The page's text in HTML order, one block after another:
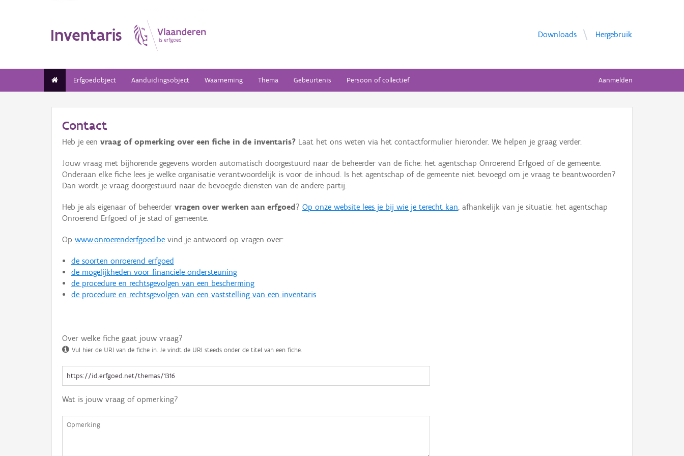
Inventaris Downloads Hergebruik
Erfgoedobject Aanduidingsobject Waarneming Thema Gebeurtenis Persoon of collectief Aanmelden
Contact
Heb je een vraag of opmerking over een fiche in de inventaris? Laat het ons weten via het contactformulier hieronder. We helpen je graag verder.
Jouw vraag met bijhorende gegevens worden automatisch doorgestuurd naar de beheerder van de fiche: het agentschap Onroerend Erfgoed of de gemeente.
Onderaan elke fiche lees je welke organisatie verantwoordelijk is voor de inhoud. Is het agentschap of de gemeente niet bevoegd om je vraag te beantwoorden?
Dan wordt je vraag doorgestuurd naar de bevoegde diensten van de andere partij.
Heb je als eigenaar of beheerder vragen over werken aan erfgoed ? Op onze website lees je bij wie je terecht kan, afhankelijk van je situatie: het agentschap
Onroerend Erfgoed of je stad of gemeente.
Op www.onroerenderfgoed.be vind je antwoord op vragen over:
de soorten onroerend erfgoed
de mogelijkheden voor financiële ondersteuning
de procedure en rechtsgevolgen van een bescherming
de procedure en rechtsgevolgen van een vaststelling van een inventaris
Over welke fiche gaat jouw vraag?
Vul hier de URI van de fiche in. Je vindt de URI steeds onder de titel van een fiche.
Wat is jouw vraag of opmerking?